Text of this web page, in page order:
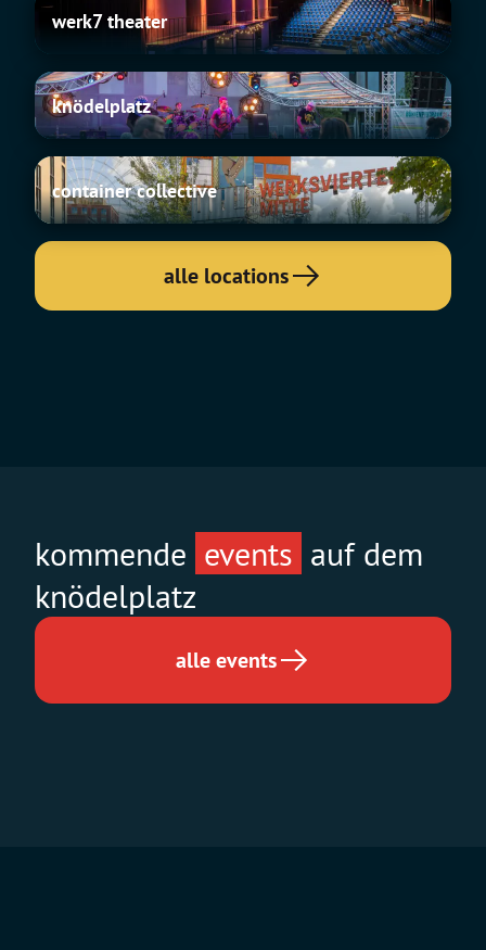
theater
werk7 theater
knödelplatz
knödelplatz
container
collective
container collective
alle locations
kommende events auf dem
knödelplatz
alle events